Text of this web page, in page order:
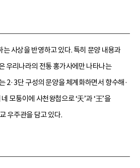
사상을 반영하고 있다. 특히 문양 내용과
우리나라의 전통 홍가사에만 나타나는
2·3단 구성의 문양을 체계화하면서 향수해·
모퉁이에 사천왕첩으로 ‘天’과 ‘王’을
우주관을 담고 있다.